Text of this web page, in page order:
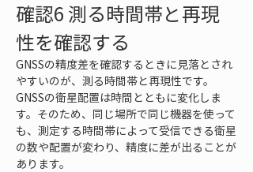
確認6 測る時間帯と再現
性を確認する
GNSSの精度差を確認するときに見落とされ
やすいのが、測る時間帯と再現性です。
GNSSの衛星配置は時間とともに変化しま
す。そのため、同じ場所で同じ機器を使って
も、測定する時間帯によって受信できる衛星
の数や配置が変わり、精度に差が出ることが
あります。